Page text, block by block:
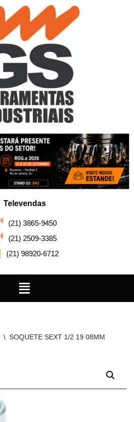
Televendas
(21) 3865-9450
(21) 2509-3385
(21) 98920-6712
\ SOQUETE SEXT 1/2 19 08MM